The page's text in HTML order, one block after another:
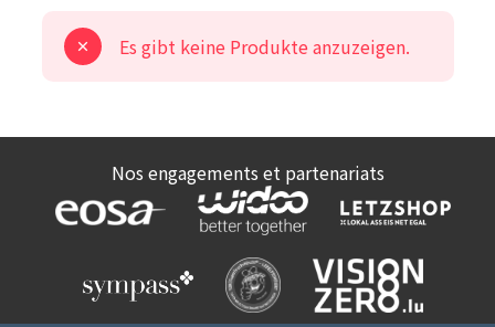
Es gibt keine Produkte anzuzeigen.
Nos engagements et partenariats